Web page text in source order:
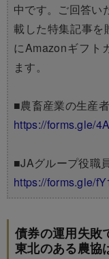
中です。ご回答い
載した特集記事を
にAmazonギフト
ます。
■農畜産業の生産
https://forms.gle/
■JAグループ役職
https://forms.gle/
債券の運用失
東北のある農協